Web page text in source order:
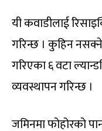
यी कवाडीलाई
गरिन्छ । कुहिन
गरिएका ६ वटा
व्यवस्थापन गरिन्छ ।
जमिनमा फोहोरको